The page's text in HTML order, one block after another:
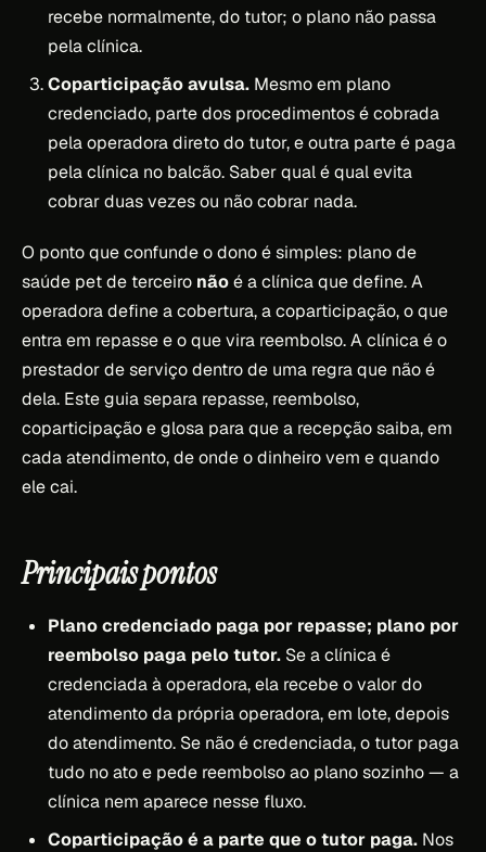
recebe normalmente, do tutor; o plano não passa
pela clínica.
Coparticipação avulsa. Mesmo em plano
credenciado, parte dos procedimentos é cobrada
pela operadora direto do tutor, e outra parte é paga
pela clínica no balcão. Saber qual é qual evita
cobrar duas vezes ou não cobrar nada.
O ponto que confunde o dono é simples: plano de
saúde pet de terceiro nãoé a clínica que define. A
operadora define a cobertura, a coparticipação, o que
entra em repasse e o que vira reembolso. A clínica é o
prestador de serviço dentro de uma regra que não é
dela. Este guia separa repasse, reembolso,
coparticipação e glosa para que a recepção saiba, em
cada atendimento, de onde o dinheiro vem e quando
ele cai.
Principais pontos
Plano credenciado paga por repasse; plano por
reembolso paga pelo tutor. Se a clínica é
credenciada à operadora, ela recebe o valor do
atendimento da própria operadora, em lote, depois
do atendimento. Se não é credenciada, o tutor paga
tudo no ato e pede reembolso ao plano sozinho — a
clínica nem aparece nesse fluxo.
Coparticipação é a parte que o tutor paga. Nos